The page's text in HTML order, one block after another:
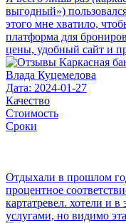
выгодный»)
этого мне хватило,
платформа для
цены, удобный сайт и
Влада Куцемелова
Дата: 2024-01-27
Качество
Стоимость
Сроки
Отдыхали в прошлом
процентное
картатревел. хотели и в
услугами, но видимо